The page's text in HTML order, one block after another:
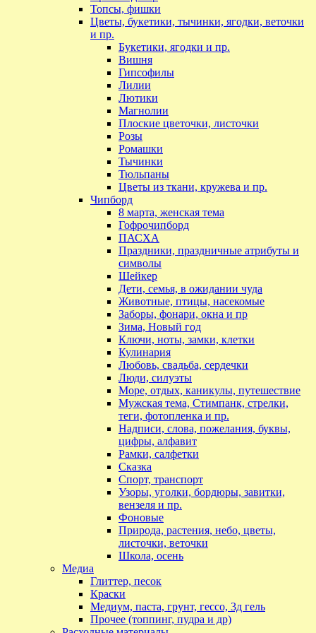
Топсы, фишки
Цветы, букетики, тычинки, ягодки, веточки
и пр.
Букетики, ягодки и пр.
Вишня
Гипсофилы
Лилии
Лютики
Магнолии
Плоские цветочки, листочки
Розы
Ромашки
Тычинки
Тюльпаны
Цветы из ткани, кружева и пр.
Чипборд
8 марта, женская тема
Гофрочипборд
ПАСХА
Праздники, праздничные атрибуты и
символы
Шейкер
Дети, семья, в ожидании чуда
Животные, птицы, насекомые
Заборы, фонари, окна и пр
Зима, Новый год
Ключи, ноты, замки, клетки
Кулинария
Любовь, свадьба, сердечки
Люди, силуэты
Море, отдых, каникулы, путешествие
Мужская тема, Стимпанк, стрелки,
теги, фотопленка и пр.
Надписи, слова, пожелания, буквы,
цифры, алфавит
Рамки, салфетки
Сказка
Спорт, транспорт
Узоры, уголки, бордюры, завитки,
вензеля и пр.
Фоновые
Природа, растения, небо, цветы,
листочки, веточки
Школа, осень
Медиа
Глиттер, песок
Краски
Медиум, паста, грунт, гессо, 3д гель
Прочее (топпинг, пудра и др)